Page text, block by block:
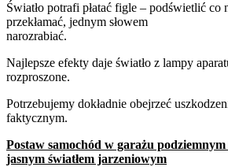
Światło potrafi płatać figle – podświetlić co
przekłamać, jednym słowem
narozrabiać.
Najlepsze efekty daje światło z lampy
rozproszone.
Potrzebujemy dokładnie obejrzeć
faktycznym.
Postaw samochód w garażu
jasnym światłem jarzeniowym